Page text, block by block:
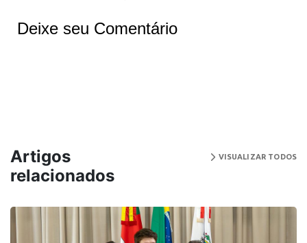
Deixe seu Comentário
Artigos
relacionados
VISUALIZAR TODOS